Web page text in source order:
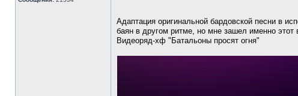
Адаптация оригинальной бардовской песни в
баян в другом ритме, но мне зашел именно этот
Видеоряд-хф "Батальоны просят огня"